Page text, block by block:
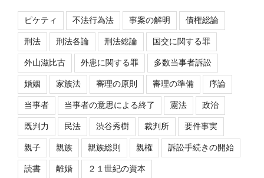
ピケティ 不法行為法 事案の解明 債権総論
刑法 刑法各論 刑法総論 国交に関する罪
外山滋比古 外患に関する罪 多数当事者訴訟
婚姻 家族法 審理の原則 審理の準備 序論
当事者 当事者の意思による終了 憲法 政治
既判力 民法 渋谷秀樹 裁判所 要件事実
親子 親族 親族総則 親権 訴訟手続きの開始
読書 離婚 ２１世紀の資本